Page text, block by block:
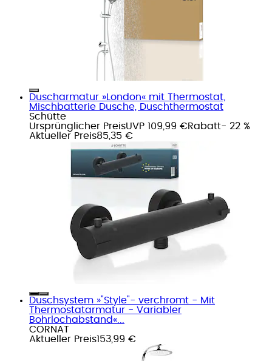
Duscharmatur »London« mit Thermostat,
Mischbatterie Dusche, Duschthermostat
Schütte
Ursprünglicher PreisUVP 109,99 €Rabatt- 22 %
Aktueller Preis85,35 €
Duschsystem »"Style"- verchromt - Mit
Thermostatarmatur - Variabler
Bohrlochabstand«...
CORNAT
Aktueller Preis153,99 €